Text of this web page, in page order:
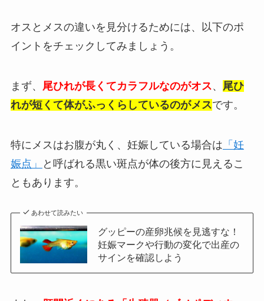
オスとメスの違いを見分けるためには、以下のポ
イントをチェックしてみましょう。
まず、 尾ひれが長くてカラフルなのがオス、
尾ひ
れが短くて体がふっくらしているのがメスです。
特にメスはお腹が丸く、妊娠している場合は 「妊
娠点」
と呼ばれる黒い斑点が体の後方に見えるこ
ともあります。
あわせて読みたい
グッピーの産卵兆候を見逃すな！
妊娠マークや行動の変化で出産の
サインを確認しよう